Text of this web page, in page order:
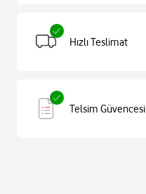
Hızlı Teslimat
Telsim Güvencesi